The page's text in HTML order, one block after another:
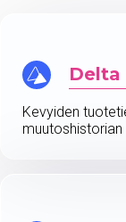
Delta
Kevyiden
muutoshistorian